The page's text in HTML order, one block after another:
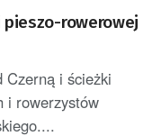
pieszo-rowerowej
Czerną i ścieżki
i rowerzystów